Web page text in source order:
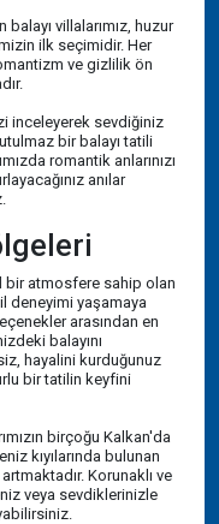
villalarımız, huzur
ilk seçimidir. Her
ve gizlilik ön
inceleyerek sevdiğiniz
bir balayı tatili
romantik anlarınızı
anılar
bir atmosfere sahip olan
deneyimi yaşamaya
arasından en
balayını
hayalini kurduğunuz
bir tatilin keyfini
birçoğu Kalkan'da
kıyılarında bulunan
artmaktadır. Korunaklı ve
veya sevdiklerinizle